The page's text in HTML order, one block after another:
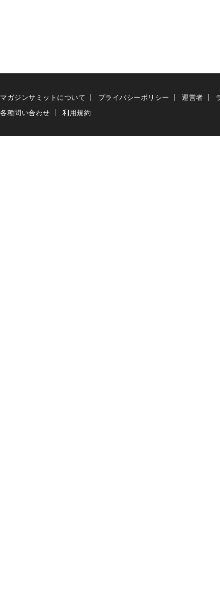
マガジンサミットについて プライバシーポリシー 運営者
各種問い合わせ
利用規約